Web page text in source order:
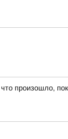
произошло,